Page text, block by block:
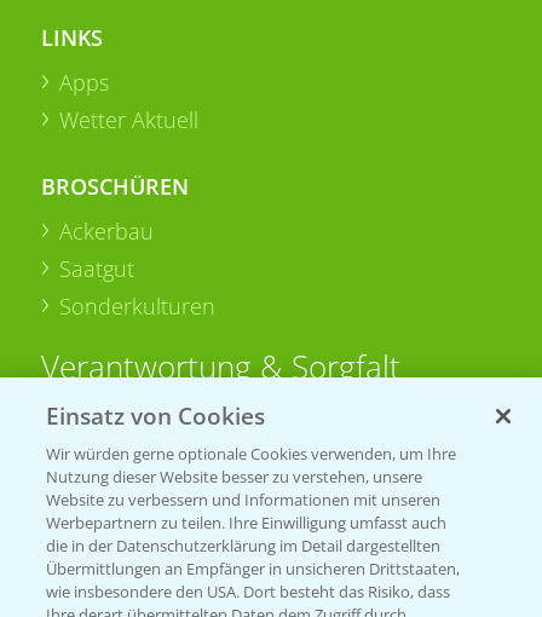
LINKS
Apps
Wetter Aktuell
BROSCHÜREN
Ackerbau
Saatgut
Sonderkulturen
Verantwortung & Sorgfalt
Sammelstellen und Termine
PRE - Chemikalien sicher entsorgen
Sammelstellen und Termine
Einsatz von Cookies
Wir würden gerne optionale Cookies verwenden, um Ihre
Nutzung dieser Website besser zu verstehen, unsere
Website zu verbessern und Informationen mit unseren
Werbepartnern zu teilen. Ihre Einwilligung umfasst auch
die in der Datenschutzerklärung im Detail dargestellten
Übermittlungen an Empfänger in unsicheren Drittstaaten,
wie insbesondere den USA. Dort besteht das Risiko, dass